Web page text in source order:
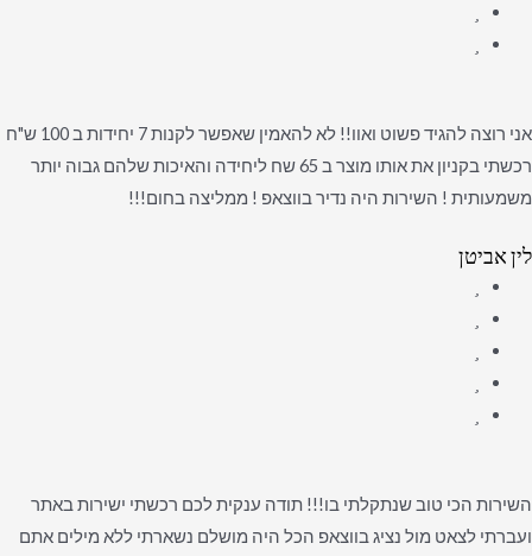
אני רוצה להגיד פשוט ואוו!! לא להאמין שאפשר לקנות 7 יחידות ב 100 ש"ח
רכשתי בקניון את אותו מוצר ב 65 שח ליחידה והאיכות שלהם גבוה יותר
משמעותית ! השירות היה נדיר בווצאפ ! ממליצה בחום!!!
לין אביטן
השירות הכי טוב שנתקלתי בו!!! תודה ענקית לכם רכשתי ישירות באתר
ועברתי לצאט מול נציג בווצאפ הכל היה מושלם נשארתי ללא מילים אתם